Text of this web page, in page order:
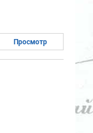
Просмотр